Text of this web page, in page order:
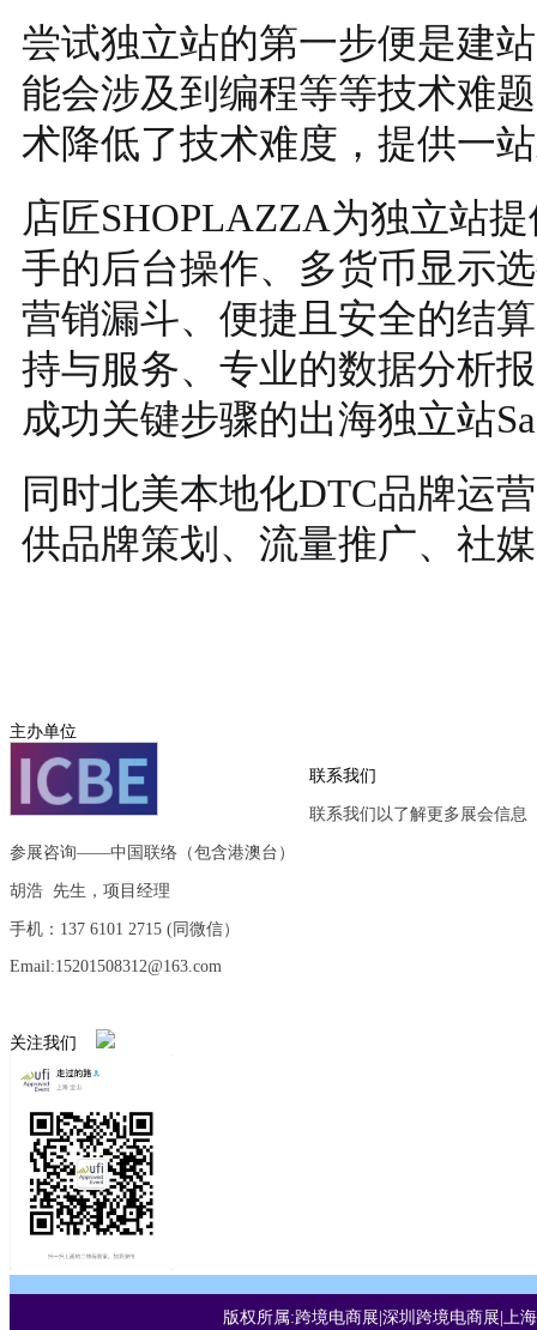
尝试独立站的第一步便是建
能会涉及到编程等等技术难
术降低了技术难度，提供一
店匠SHOPLAZZA为独立站
手的后台操作、多货币显示
营销漏斗、便捷且安全的结
持与服务、专业的数据分析
成功关键步骤的出海独立站
同时北美本地化DTC品牌运
供品牌策划、流量推广、社
主办单位
联系我们
联系我们以了解更多展会信息
参展咨询——中国联络（包含港澳台）
胡浩 先生，项目经理
手机：137 6101 2715 (同微信）
Email:15201508312@163.com
关注我们
版权所属:跨境电商展|深圳跨境电商展|上